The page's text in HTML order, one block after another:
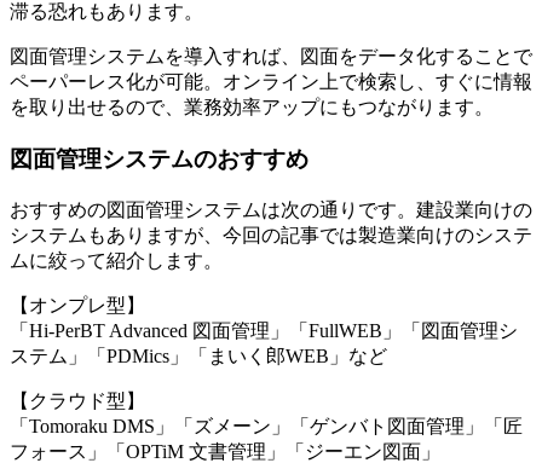
滞る恐れもあります。
図面管理システムを導入すれば、図面をデータ化することで
ペーパーレス化が可能。オンライン上で検索し、すぐに情報
を取り出せるので、業務効率アップにもつながります。
図面管理システムのおすすめ
おすすめの図面管理システムは次の通りです。建設業向けの
システムもありますが、今回の記事では製造業向けのシステ
ムに絞って紹介します。
【オンプレ型】
「Hi-PerBT Advanced 図面管理」「FullWEB」「図面管理シ
ステム」「PDMics」「まいく郎WEB」など
【クラウド型】
「Tomoraku DMS」「ズメーン」「ゲンバト図面管理」「匠
フォース」「OPTiM 文書管理」「ジーエン図面」